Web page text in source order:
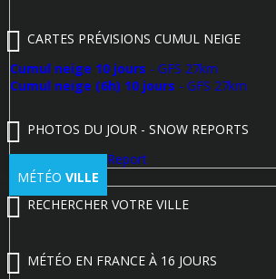
CARTES PRÉVISIONS CUMUL NEIGE
Cumul neige 10 jours - GFS 27km
Cumul neige (6h) 10 jours - GFS 27km
PHOTOS DU JOUR - SNOW REPORTS
Poster un Snow Report
MÉTÉO VILLE
RECHERCHER VOTRE VILLE
MÉTÉO EN FRANCE À 16 JOURS